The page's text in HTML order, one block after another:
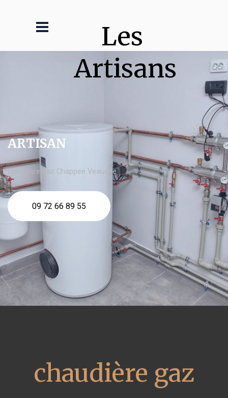
Les
Artisans
ARTISAN
chaudière gaz Chappee Veauche
09 72 66 89 55
chaudière gaz